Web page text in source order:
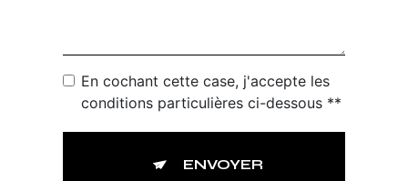
En cochant cette case, j'accepte les
conditions particulières ci-dessous **
ENVOYER